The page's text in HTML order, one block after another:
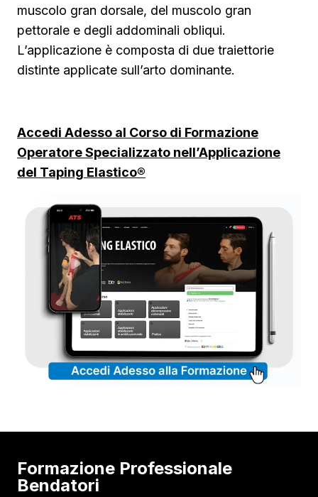
muscolo gran dorsale, del muscolo gran
pettorale e degli addominali obliqui.
L’applicazione è composta di due traiettorie
distinte applicate sull’arto dominante.
Accedi Adesso al Corso di Formazione
Operatore Specializzato nell’Applicazione
del Taping Elastico®
Formazione Professionale
Bendatori